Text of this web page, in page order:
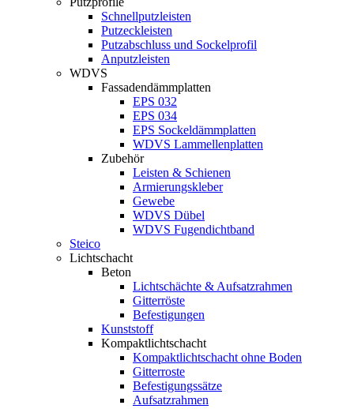
Schnellputzleisten
Putzeckleisten
Putzabschluss und Sockelprofil
Anputzleisten
WDVS
Fassadendämmplatten
EPS 032
EPS 034
EPS Sockeldämmplatten
WDVS Lammellenplatten
Zubehör
Leisten & Schienen
Armierungskleber
Gewebe
WDVS Dübel
WDVS Fugendichtband
Steico
Lichtschacht
Beton
Lichtschächte & Aufsatzrahmen
Gitterröste
Befestigungen
Kunststoff
Kompaktlichtschacht
Kompaktlichtschacht ohne Boden
Gitterroste
Befestigungssätze
Aufsatzrahmen